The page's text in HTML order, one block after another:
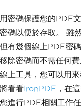
用密碼保護您的PDF
密碼以便於存取。 雖
但有幾個線上PDF密
移除密碼而不需任何
線上工具，您可以用
將看看IronPDF ，在
您進行PDF相關工作任